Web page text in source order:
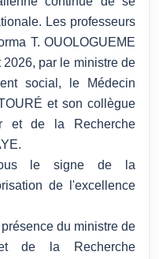
Les professeurs
T. OUOLOGUEME
par le ministre de
social, le Médecin
et son collègue
et de la Recherche
le signe de la
de l'excellence
du ministre de
et de la Recherche